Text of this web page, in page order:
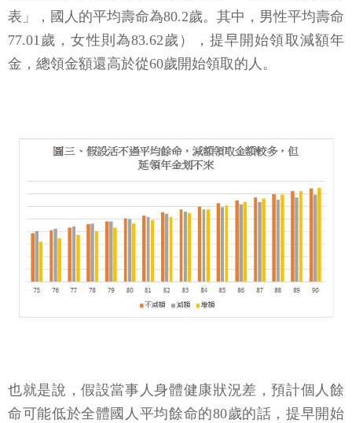
表」，國人的平均壽命為80.2歲。其中，男性平均壽命
77.01歲，女性則為83.62歲），提早開始領取減額年
金，總領金額還高於從60歲開始領取的人。
也就是說，假設當事人身體健康狀況差，預計個人餘
命可能低於全體國人平均餘命的80歲的話，提早開始